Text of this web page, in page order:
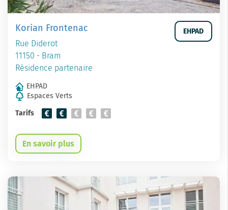
Korian Frontenac
Rue Diderot
11150 - Bram
Résidence partenaire
EHPAD
EHPAD
Espaces Verts
Tarifs
En savoir plus